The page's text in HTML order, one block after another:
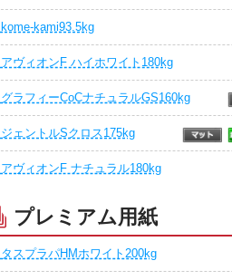
kome-kami93.5kg
アヴィオンF ハイホワイト180kg
グラフィーCoCナチュラルGS160kg
ジェントルSクロス175kg
アヴィオンF ナチュラル180kg
プレミアム用紙
タスプラパHMホワイト200kg